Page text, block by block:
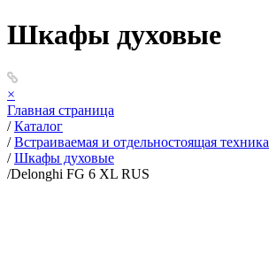
Шкафы духовые
×
Главная страница
/ Каталог
/ Встраиваемая и отдельностоящая техника
/ Шкафы духовые
/Delonghi FG 6 XL RUS